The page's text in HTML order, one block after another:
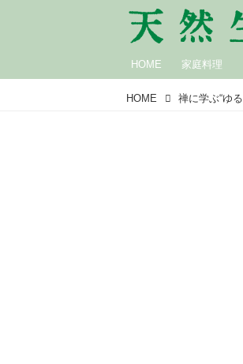
HOME 家庭料理
HOME